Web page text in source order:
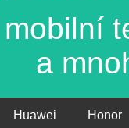
a
Huawei Honor